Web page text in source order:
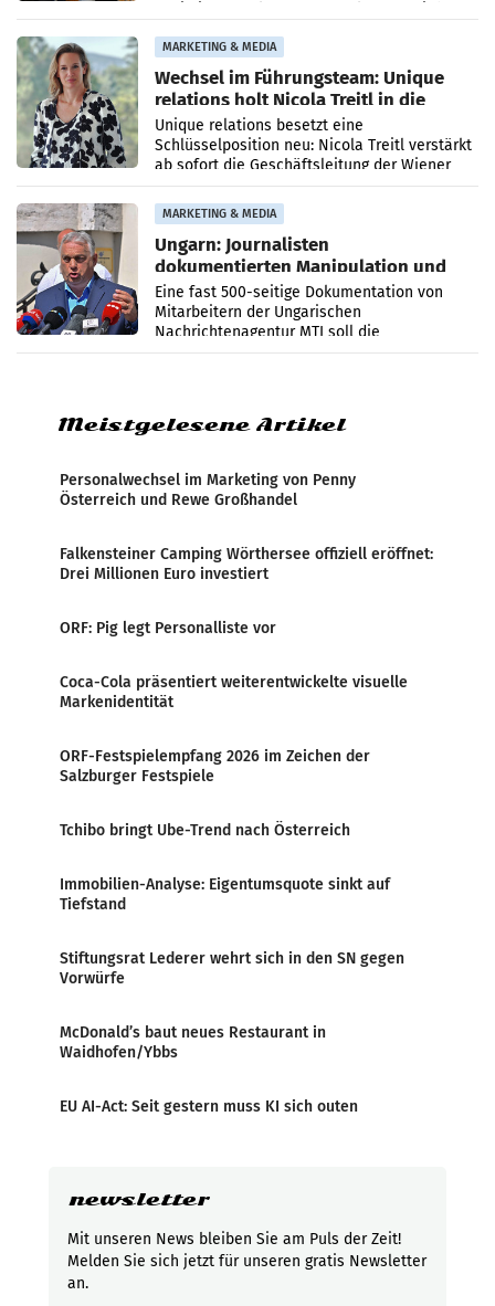
MARKETING & MEDIA
Wechsel im Führungsteam: Unique
relations holt Nicola Treitl in die
Geschäftsleitung
Unique relations besetzt eine
Schlüsselposition neu: Nicola Treitl verstärkt
ab sofort die Geschäftsleitung der Wiener
PR-Agentur an der Seite von Josef Kalina und
Anna Kalina-Mahr.
MARKETING & MEDIA
Ungarn: Journalisten
dokumentierten Manipulation und
Zensur
Eine fast 500-seitige Dokumentation von
Mitarbeitern der Ungarischen
Nachrichtenagentur MTI soll die
systematische Nachrichten-Manipulation und
Meistgelesene Artikel
Personalwechsel im Marketing von Penny
Österreich und Rewe Großhandel
Falkensteiner Camping Wörthersee offiziell eröffnet:
Drei Millionen Euro investiert
ORF: Pig legt Personalliste vor
Coca-Cola präsentiert weiterentwickelte visuelle
Markenidentität
ORF-Festspielempfang 2026 im Zeichen der
Salzburger Festspiele
Tchibo bringt Ube-Trend nach Österreich
Immobilien-Analyse: Eigentumsquote sinkt auf
Tiefstand
Stiftungsrat Lederer wehrt sich in den SN gegen
Vorwürfe
McDonald’s baut neues Restaurant in
Waidhofen/Ybbs
EU AI-Act: Seit gestern muss KI sich outen
newsletter
Mit unseren News bleiben Sie am Puls der Zeit!
Melden Sie sich jetzt für unseren gratis Newsletter
an.